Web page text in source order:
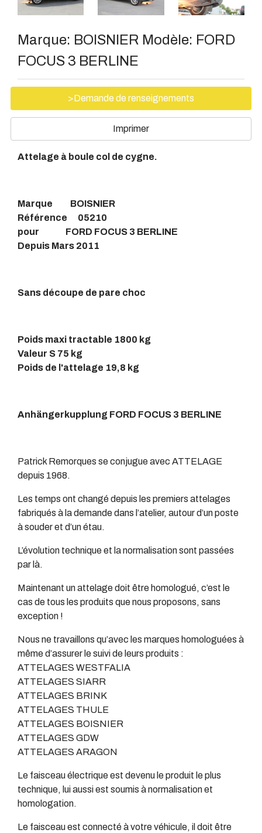
Marque: BOISNIER Modèle: FORD
FOCUS 3 BERLINE
>Demande de renseignements
Imprimer
Attelage à boule col de cygne.
Marque BOISNIER
Référence 05210
pour FORD FOCUS 3 BERLINE
Depuis Mars 2011
Sans découpe de pare choc
Poids maxi tractable 1800 kg
Valeur S 75 kg
Poids de l'attelage 19,8 kg
Anhängerkupplung FORD FOCUS 3 BERLINE
Patrick Remorques se conjugue avec ATTELAGE
depuis 1968.
Les temps ont changé depuis les premiers attelages
fabriqués à la demande dans l’atelier, autour d’un poste
à souder et d’un étau.
L’évolution technique et la normalisation sont passées
par là.
Maintenant un attelage doit être homologué, c’est le
cas de tous les produits que nous proposons, sans
exception !
Nous ne travaillons qu’avec les marques homologuées à
même d’assurer le suivi de leurs produits :
ATTELAGES WESTFALIA
ATTELAGES SIARR
ATTELAGES BRINK
ATTELAGES THULE
ATTELAGES BOISNIER
ATTELAGES GDW
ATTELAGES ARAGON
Le faisceau électrique est devenu le produit le plus
technique, lui aussi est soumis à normalisation et
homologation.
Le faisceau est connecté à votre véhicule, il doit être